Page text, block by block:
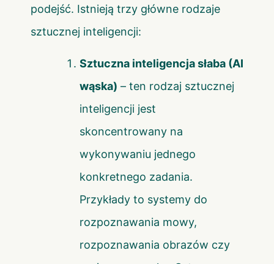
podejść. Istnieją trzy główne rodzaje
sztucznej inteligencji:
Sztuczna inteligencja słaba (AI
wąska) – ten rodzaj sztucznej
inteligencji jest
skoncentrowany na
wykonywaniu jednego
konkretnego zadania.
Przykłady to systemy do
rozpoznawania mowy,
rozpoznawania obrazów czy